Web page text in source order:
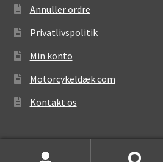
Annuller ordre
Privatlivspolitik
Min konto
Motorcykeldæk.com
Kontakt os